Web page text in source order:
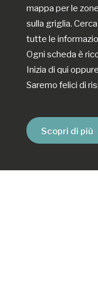
mappa per le
sulla griglia.
tutte le
Ogni scheda è
Inizia di qui
Saremo felici di
Scopri di più